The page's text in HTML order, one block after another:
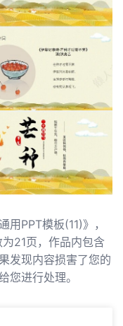
PPT模板(11)》，
21页，作品内包含
发现内容损害了您的
您进行处理。